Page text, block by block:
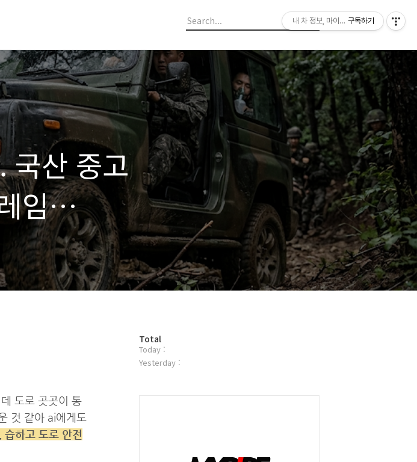
국산 중고
임
도로 곳곳이 통
것 같아 ai에게도
하고 도로 안전
방
문
자
Total
Today :
Yesterday :
내 차 정보, 마이라이드구독하기